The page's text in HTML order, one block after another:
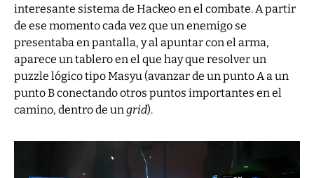
interesante sistema de Hackeo en el combate. A partir
de ese momento cada vez que un enemigo se
presentaba en pantalla, y al apuntar con el arma,
aparece un tablero en el que hay que resolver un
puzzle lógico tipo Masyu (avanzar de un punto A a un
punto B conectando otros puntos importantes en el
camino, dentro de ungrid).